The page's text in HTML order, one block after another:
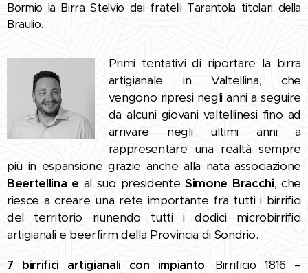
Bormio la Birra Stelvio dei fratelli Tarantola titolari della
Braulio.
Primi tentativi di riportare la birra
artigianale in Valtellina, che
vengono ripresi negli anni a seguire
da alcuni giovani valtellinesi fino ad
arrivare negli ultimi anni a
rappresentare una realtà sempre
più in espansione grazie anche alla nata associazione
Beertellina e al suo presidenteSimone Bracchi, che
riesce a creare una rete importante fra tutti i birrifici
del territorio riunendo tutti i dodici microbirrifici
artigianali e beerfirm della Provincia di Sondrio.
7 birrifici artigianali con impianto: Birrificio 1816 –